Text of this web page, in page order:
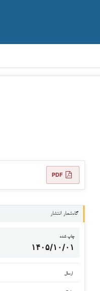
PDF
گاه‌شمار انتشار
چاپ شده
۱۴۰۵/۱۰/۰۱
ارسال